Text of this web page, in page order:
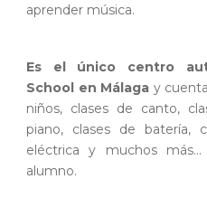
aprender música.
Es el único centro
School en Málaga y
niños, clases de canto,
piano, clases de batería,
eléctrica y muchos
alumno.